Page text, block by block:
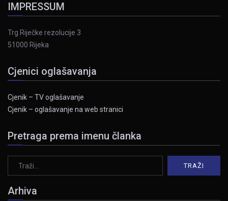
IMPRESSUM
Trg Riječke rezolucije 3
51000 Rijeka
Cjenici oglašavanja
Cjenik – TV oglašavanje
Cjenik – oglašavanje na web stranici
Pretraga prema imenu članka
Arhiva